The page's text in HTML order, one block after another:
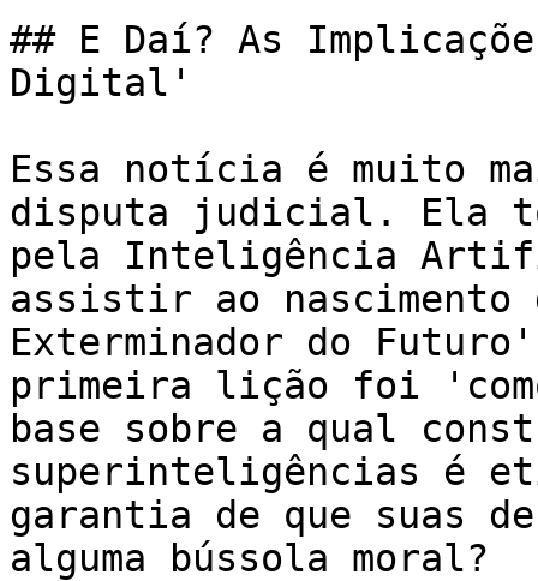
## E Daí? As
Digital'
Essa notícia é muito
disputa judicial. Ela
pela Inteligência
assistir ao nascimento
Exterminador do
primeira lição foi
base sobre a qual
superinteligências é
garantia de que suas
alguma bússola moral?